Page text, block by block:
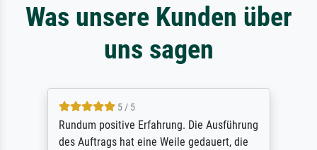
Was unsere Kunden über
uns sagen
5 / 5
Rundum positive Erfahrung. Die Ausführung
des Auftrags hat eine Weile gedauert, die